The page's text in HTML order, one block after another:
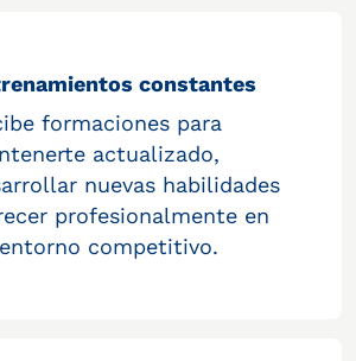
constantes
formaciones para
actualizado,
nuevas habilidades
profesionalmente en
competitivo.